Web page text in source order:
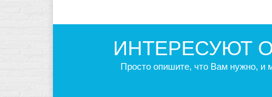
ИНТЕРЕСУЮТ
Просто опишите, что Вам нужно,